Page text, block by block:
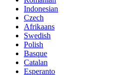
Indonesian
Czech
Afrikaans
Swedish
Polish
Basque
Catalan
Esperanto